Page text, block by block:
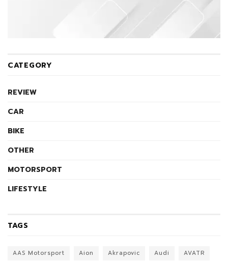
CATEGORY
REVIEW
CAR
BIKE
OTHER
MOTORSPORT
LIFESTYLE
TAGS
AAS Motorsport Aion Akrapovic Audi
AVATR